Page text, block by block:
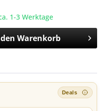
1-3 Werktage
Warenkorb